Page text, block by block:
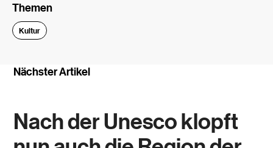
Themen
Kultur
Nächster Artikel
Nach der Unesco klopft